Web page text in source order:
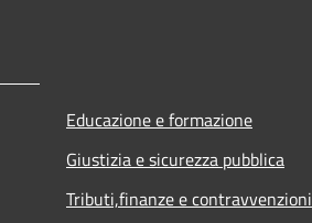
Educazione e formazione
Giustizia e sicurezza pubblica
Tributi,finanze e contravvenzioni